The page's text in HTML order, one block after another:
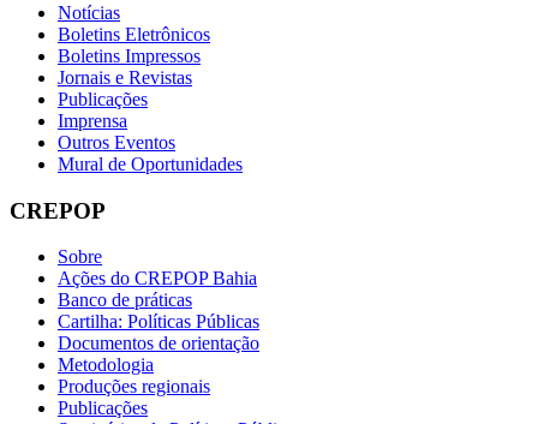
Notícias
Boletins Eletrônicos
Boletins Impressos
Jornais e Revistas
Publicações
Imprensa
Outros Eventos
Mural de Oportunidades
CREPOP
Sobre
Ações do CREPOP Bahia
Banco de práticas
Cartilha: Políticas Públicas
Documentos de orientação
Metodologia
Produções regionais
Publicações